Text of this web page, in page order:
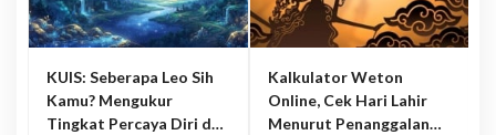
KUIS: Seberapa Leo Sih
Kamu? Mengukur
Tingkat Percaya Diri dan
Kalkulator Weton
Online, Cek Hari Lahir
Menurut Penanggalan